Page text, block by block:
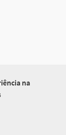
na